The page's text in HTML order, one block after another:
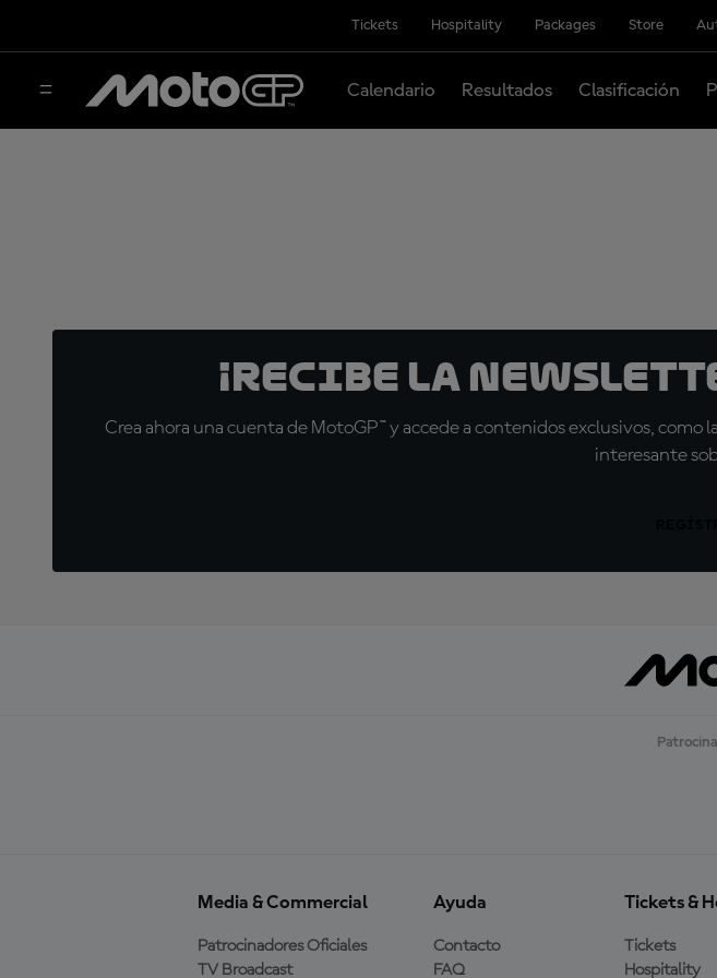
Tickets Hospitality Packages Store
Calendario Resultados Clasificación
¡Recibe la
Crea ahora una cuenta de MotoGP™ y accede a contenidos exclusivos,
interesante
Media & Commercial
Patrocinadores Oficiales
TV Broadcast
Ayuda
Contacto
FAQ
Tickets &
Tickets
Hospitality